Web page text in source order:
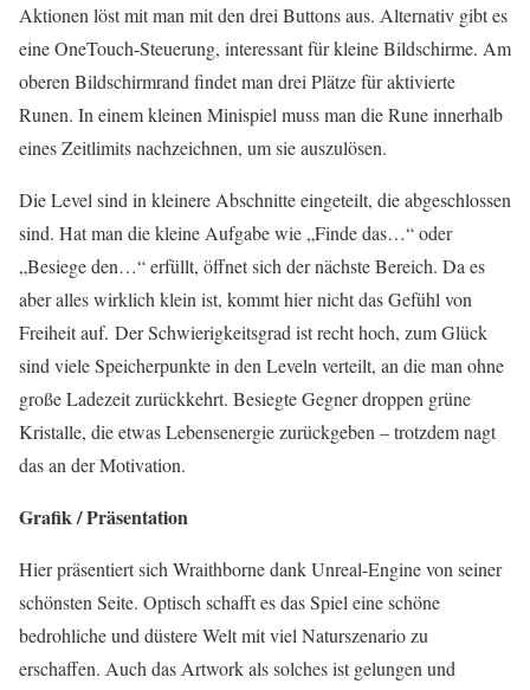
Aktionen löst mit man mit den drei Buttons aus. Alternativ gibt es
eine OneTouch-Steuerung, interessant für kleine Bildschirme. Am
oberen Bildschirmrand findet man drei Plätze für aktivierte
Runen. In einem kleinen Minispiel muss man die Rune innerhalb
eines Zeitlimits nachzeichnen, um sie auszulösen.
Die Level sind in kleinere Abschnitte eingeteilt, die abgeschlossen
sind. Hat man die kleine Aufgabe wie „Finde das…“ oder
„Besiege den…“ erfüllt, öffnet sich der nächste Bereich. Da es
aber alles wirklich klein ist, kommt hier nicht das Gefühl von
Freiheit auf. Der Schwierigkeitsgrad ist recht hoch, zum Glück
sind viele Speicherpunkte in den Leveln verteilt, an die man ohne
große Ladezeit zurückkehrt. Besiegte Gegner droppen grüne
Kristalle, die etwas Lebensenergie zurückgeben – trotzdem nagt
das an der Motivation.
Grafik / Präsentation
Hier präsentiert sich Wraithborne dank Unreal-Engine von seiner
schönsten Seite. Optisch schafft es das Spiel eine schöne
bedrohliche und düstere Welt mit viel Naturszenario zu
erschaffen. Auch das Artwork als solches ist gelungen und